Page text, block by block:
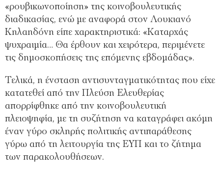
«ρουβικωνοποίηση» της κοινοβουλευτικής
διαδικασίας, ενώ με αναφορά στον Λουκιανό
Κηλαηδόνη είπε χαρακτηριστικά: «Καταρχάς
ψυχραιμία… Θα έρθουν και χειρότερα, περιμένετε
τις δημοσκοπήσεις της επόμενης εβδομάδας».
Τελικά, η ένσταση αντισυνταγματικότητας που είχε
κατατεθεί από την Πλεύση Ελευθερίας
απορρίφθηκε από την κοινοβουλευτική
πλειοψηφία, με τη συζήτηση να καταγράφει ακόμη
έναν γύρο σκληρής πολιτικής αντιπαράθεσης
γύρω από τη λειτουργία της ΕΥΠ και το ζήτημα
των παρακολουθήσεων.